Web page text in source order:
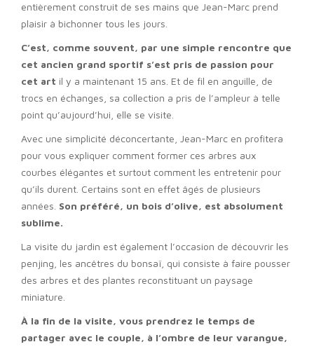
entièrement construit de ses mains que Jean-Marc prend
plaisir à bichonner tous les jours.
C’est, comme souvent, par une simple rencontre que
cet ancien grand sportif s’est pris de passion pour
cet art il y a maintenant 15 ans. Et de fil en anguille, de
trocs en échanges, sa collection a pris de l’ampleur à telle
point qu’aujourd’hui, elle se visite.
Avec une simplicité déconcertante, Jean-Marc en profitera
pour vous expliquer comment former ces arbres aux
courbes élégantes et surtout comment les entretenir pour
qu’ils durent. Certains sont en effet âgés de plusieurs
années. Son préféré, un bois d’olive, est absolument
sublime.
La visite du jardin est également l’occasion de découvrir les
penjing, les ancêtres du bonsaï, qui consiste à faire pousser
des arbres et des plantes reconstituant un paysage
miniature.
À la fin de la visite, vous prendrez le temps de
partager avec le couple, à l’ombre de leur varangue,